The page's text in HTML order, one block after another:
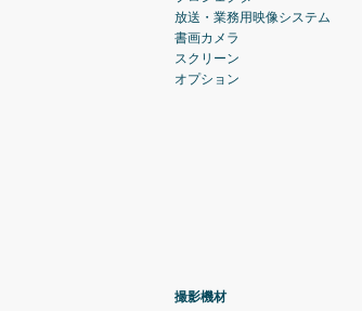
放送・業務用映像システム
書画カメラ
スクリーン
オプション
撮影機材